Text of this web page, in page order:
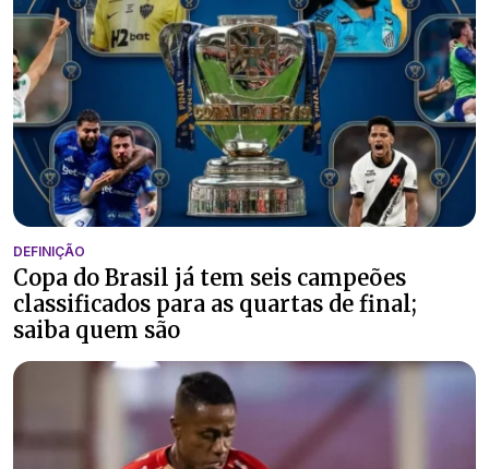
DEFINIÇÃO
Copa do Brasil já tem seis campeões
classificados para as quartas de final;
saiba quem são